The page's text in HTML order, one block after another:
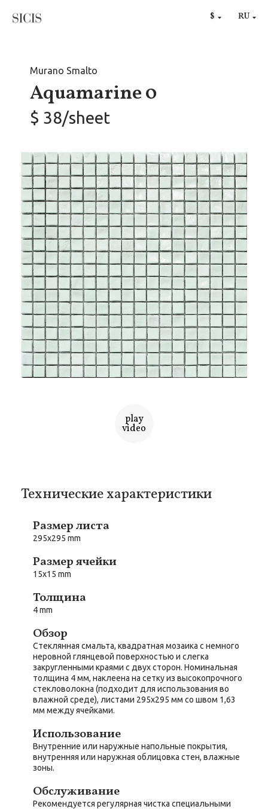
$€ RU
DE
Murano Smalto
Aquamarine 0
$ 38/sheet
play
video
Технические характеристики
Размер листа
295x295 mm
Размер ячейки
15x15 mm
Толщина
4 mm
Обзор
Стеклянная смальта, квадратная мозаика с немного
неровной глянцевой поверхностью и слегка
закругленными краями с двух сторон. Номинальная
толщина 4 мм, наклеена на сетку из высокопрочного
стекловолокна (подходит для использования во
влажной среде), листами 295x295 мм со швом 1,63
мм между ячейками.
Использование
Внутренние или наружные напольные покрытия,
внутренняя или наружная облицовка стен, влажные
зоны.
Обслуживание
Рекомендуется регулярная чистка специальными